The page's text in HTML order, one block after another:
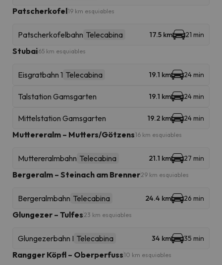
Patscherkofel19 km esquiables
Patscherkofelbahn Telecabina 17.5 km 21 min
Stubai65 km esquiables
Eisgratbahn 1 Telecabina 19.1 km 24 min
Talstation Gamsgarten 19.1 km 24 min
Mittelstation Gamsgarten 19.2 km 24 min
Muttereralm – Mutters/Götzens16 km esquiables
Muttereralmbahn Telecabina 21.1 km 27 min
Bergeralm – Steinach am Brenner29 km esquiables
Bergeralmbahn Telecabina 24.4 km 26 min
Glungezer – Tulfes 23 km esquiables
Glungezerbahn I Telecabina 34 km 35 min
Rangger Köpfl – Oberperfuss10 km esquiables